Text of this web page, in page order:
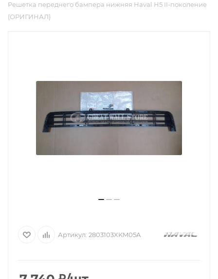
Решетка переднего бампера нижняя Haval H5 II-поколение
(ОРИГИНАЛ)
Артикул: 2803103XKM05A